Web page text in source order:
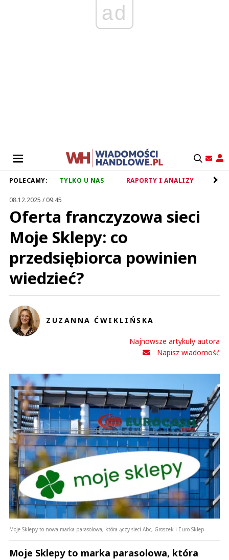
ad
POLECAMY: TYLKO U NAS RAPORTY I ANALIZY
08.12.2025 / 09:45
Oferta franczyzowa sieci
Moje Sklepy: co
przedsiębiorca powinien
wiedzieć?
ZUZANNA ĆWIKLIŃSKA
Najnowsze artykuły autora
Napisz wiadomość
Moje Sklepy to nowa marka parasolowa, która ączy sieci Abc, Groszek i Euro Sklep
Moje Sklepy to marka parasolowa, która